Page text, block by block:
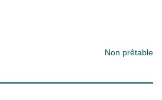
Non prêtable